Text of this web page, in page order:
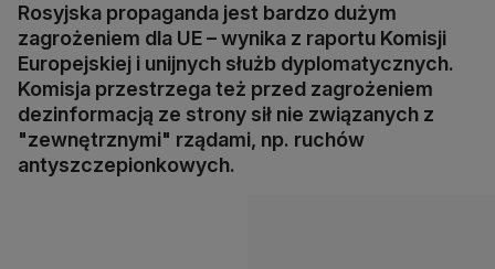
Rosyjska propaganda jest bardzo dużym
zagrożeniem dla UE – wynika z raportu Komisji
Europejskiej i unijnych służb dyplomatycznych.
Komisja przestrzega też przed zagrożeniem
dezinformacją ze strony sił nie związanych z
"zewnętrznymi" rządami, np. ruchów
antyszczepionkowych.